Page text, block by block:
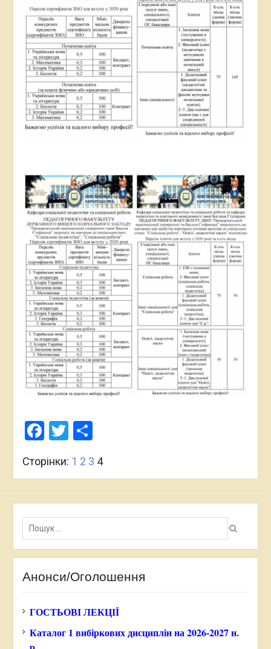
Facebook
TwitterПоділитися
Сторінки: 1 2 3 4
Пошук:
Анонси/Оголошення
ГОСТЬОВІ ЛЕКЦІЇ
Каталог 1 вибіркових дисциплін на 2026-2027 н.